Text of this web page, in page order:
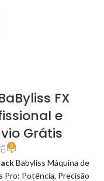
FX
e
Grátis
0
Babyliss Máquina de
Pro: Potência, Precisão